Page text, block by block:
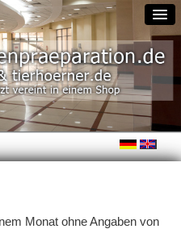
Monat ohne Angaben von